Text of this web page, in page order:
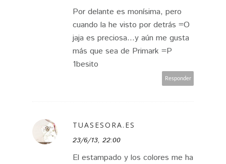
Por delante es monísima, pero
cuando la he visto por detrás =O
jaja es preciosa...y aún me gusta
más que sea de Primark =P
1besito
Responder
TUASESORA.ES
23/6/13, 22:00
El estampado y los colores me ha